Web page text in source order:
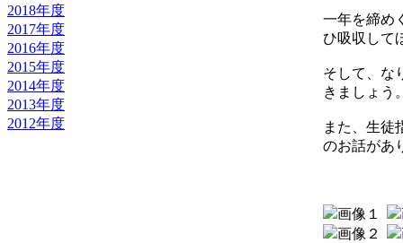
2018年度
2017年度
2016年度
2015年度
2014年度
2013年度
2012年度
一年を締め
ひ吸収して
そして、な
きましょう
また、生徒
のお話があ